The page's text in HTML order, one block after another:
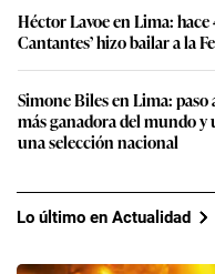
Héctor Lavoe en Lima: hace
Cantantes’ hizo bailar a la
Simone Biles en Lima: paso
más ganadora del mundo
una selección nacional
Lo último en Actualidad